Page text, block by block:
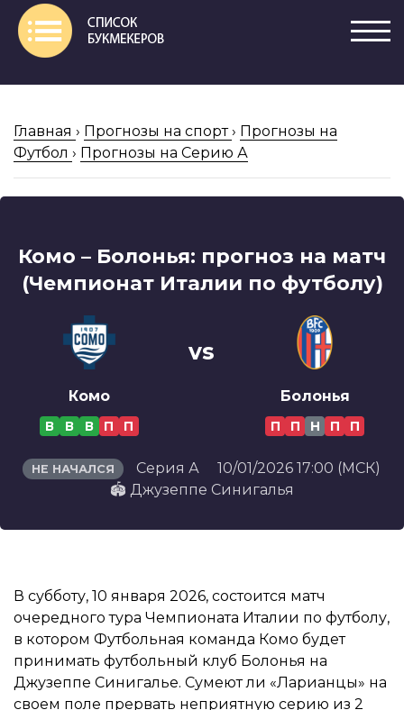
Главная › Прогнозы на спорт › Прогнозы на
Футбол › Прогнозы на Серию А
Комо – Болонья: прогноз на матч
(Чемпионат Италии по футболу)
Комо
В В В П П
vs
Болонья
П П Н П П
НЕ НАЧАЛСЯ Серия А
10/01/2026 17:00 (МСК)
🏟️ Джузеппе Синигалья
В субботу, 10 января 2026, состоится матч
очередного тура Чемпионата Италии по футболу,
в котором Футбольная команда Комо будет
принимать футбольный клуб Болонья на
Джузеппе Синигалье. Сумеют ли «Ларианцы» на
своем поле прервать неприятную серию из 2